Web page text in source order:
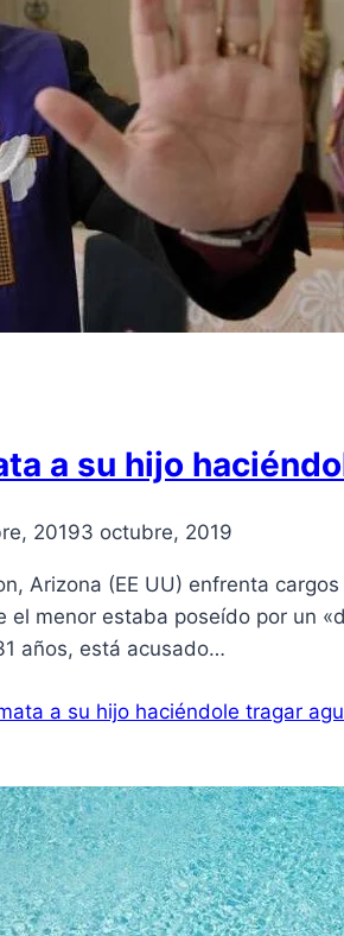
a su hijo
20193 octubre, 2019
Arizona (EE UU) enfrenta
el menor estaba poseído por un
años, está acusado…
a su hijo haciéndole tragar